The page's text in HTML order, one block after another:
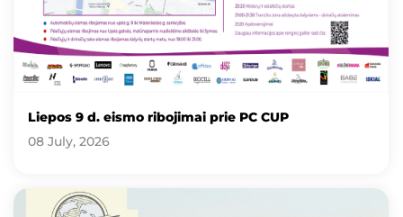
Liepos 9 d. eismo ribojimai prie PC CUP
08 July, 2026